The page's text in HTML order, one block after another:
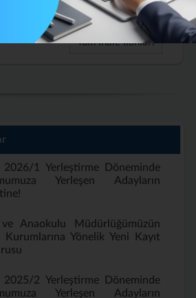
Tüm İhale İlanları
2026/1 Yerleştirme Döneminde
Yerleşen Adayların
Anaokulu Müdürlüğümüzün
Kurumlarına Yönelik Yeni Kayıt
2025/2 Yerleştirme Döneminde
Yerleşen Adayların